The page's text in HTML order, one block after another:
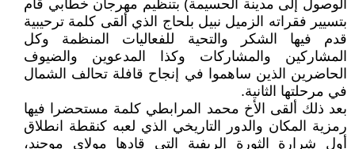
الوصول إلى مدينة الحسيمة) بتنظيم مهرجان خطابي قام
بتسيير فقراته الزميل نبيل بلحاج الذي ألقى كلمة ترحيبية
قدم فيها الشكر والتحية للفعاليات المنظمة وكل
المشاركين والمشاركات وكذا المدعوين والضيوف
الحاضرين الذين ساهموا في إنجاح قافلة تحالف الشمال
في مرحلتها الثانية.
بعد ذلك ألقى الأخ محمد المرابطي كلمة مستحضرا فيها
رمزية المكان والدور التاريخي الذي لعبه كنقطة انطلاق
أول شرارة الثورة الريفية التي قادها مولاي موحند،